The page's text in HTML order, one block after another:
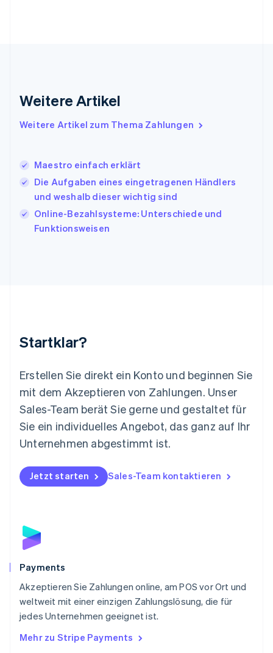
Weitere Artikel
Weitere Artikel zum Thema Zahlungen
Maestro einfach erklärt
Die Aufgaben eines eingetragenen Händlers
und weshalb dieser wichtig sind
Online-Bezahlsysteme: Unterschiede und
Funktionsweisen
Startklar?
Erstellen Sie direkt ein Konto und beginnen Sie
mit dem Akzeptieren von Zahlungen. Unser
Sales-Team berät Sie gerne und gestaltet für
Sie ein individuelles Angebot, das ganz auf Ihr
Unternehmen abgestimmt ist.
Jetzt starten Sales-Team kontaktieren
Payments
Akzeptieren Sie Zahlungen online, am POS vor Ort und
weltweit mit einer einzigen Zahlungslösung, die für
jedes Unternehmen geeignet ist.
Mehr zu Stripe Payments
Italien
Italiano English
Japan
日本語 English
Kroatien
EnglishItaliano
Lettland
Liechtenstein
DeutschEnglish
Mexiko
English
Niederlande
Nederlands English
Norwegen
English
Österreich
Polen
English
Portugal
Schweden
Schweiz
Singapur
English简体中文
Slowakei
Slowenien